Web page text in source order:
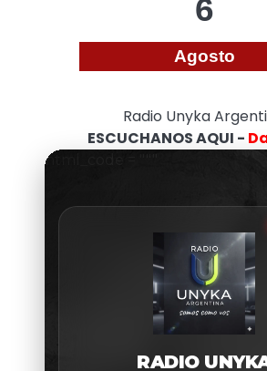
6
Agosto
Radio Unyka
ESCUCHANOS AQUI -